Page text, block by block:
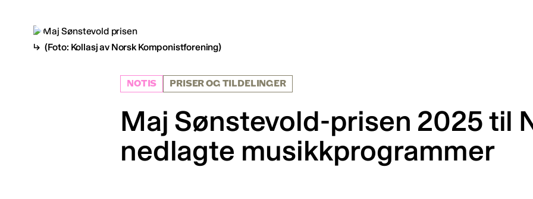
(Foto: Kollasj av Norsk Komponistforening)
NOTIS PRISER OG TILDELINGER
Maj Sønstevold-prisen 2025 til
nedlagte musikkprogrammer